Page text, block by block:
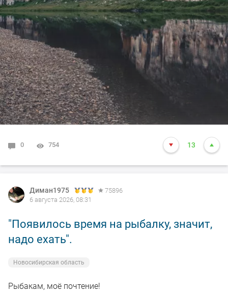
0 754 13
Диман1975
75896
6 августа 2026, 08:31
"Появилось время на рыбалку, значит,
надо ехать".
Новосибирская область
Рыбакам, моё почтение!